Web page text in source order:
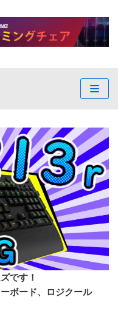
です！
ボード、ロジクール